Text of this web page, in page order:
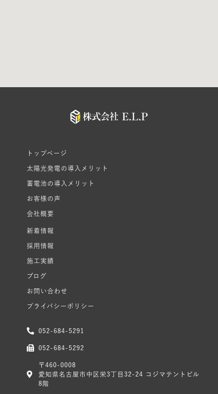
トップページ
太陽光発電の導入メリット
蓄電池の導入メリット
お客様の声
会社概要
新着情報
採用情報
施工実績
ブログ
お問い合わせ
プライバシーポリシー
052-684-5291
052-684-5292
〒460-0008
愛知県名古屋市中区栄3丁目32-24 コジマテントビル
8階